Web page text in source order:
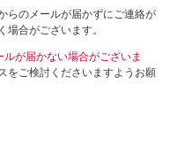
らのメールが届かずにご連絡が
合がございます。
が届かない場合がございま
をご検討くださいますようお願